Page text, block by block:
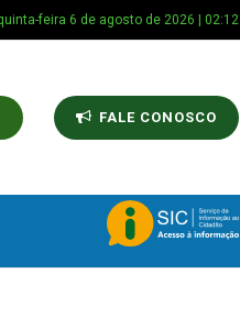
feira 6 de agosto de 2026 | 02:12
FALE CONOSCO